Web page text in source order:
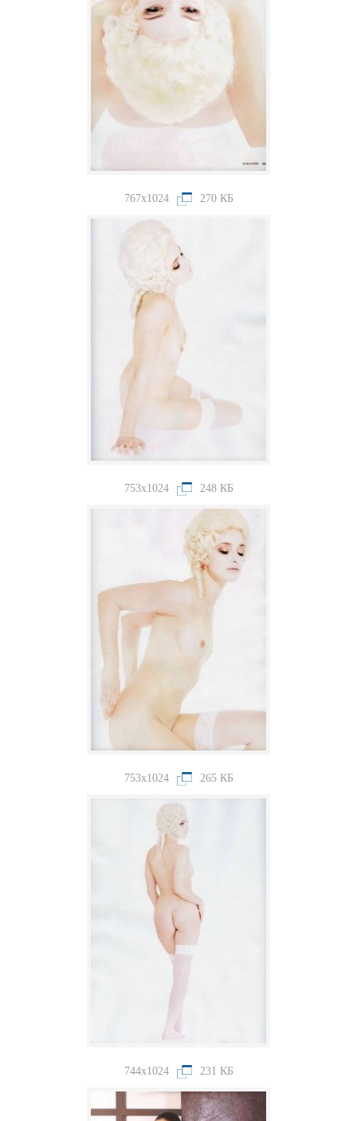
767x1024 270 КБ
753x1024 248 КБ
753x1024 265 КБ
744x1024 231 КБ